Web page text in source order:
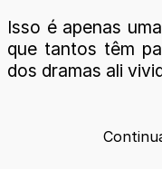
Isso é apenas
que tantos têm
dos dramas ali